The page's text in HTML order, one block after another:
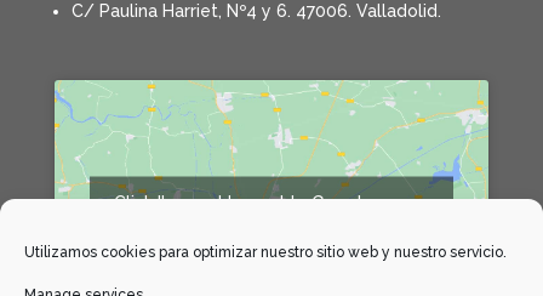
Utilizamos cookies para optimizar nuestro sitio web y nuestro servicio.
C/ Paulina Harriet, Nº4 y 6. 47006. Valladolid.
Click 'I agree' to enable Google maps